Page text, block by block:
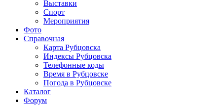
Выставки
Спорт
Мероприятия
Фото
Справочная
Карта Рубцовска
Индексы Рубцовска
Телефонные коды
Время в Рубцовске
Погода в Рубцовске
Каталог
Форум